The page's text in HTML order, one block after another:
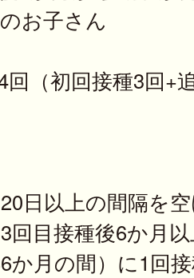
お子さん
回（初回接種3回+
日以上の間隔を
目接種後6か月以
か月の間）に1回